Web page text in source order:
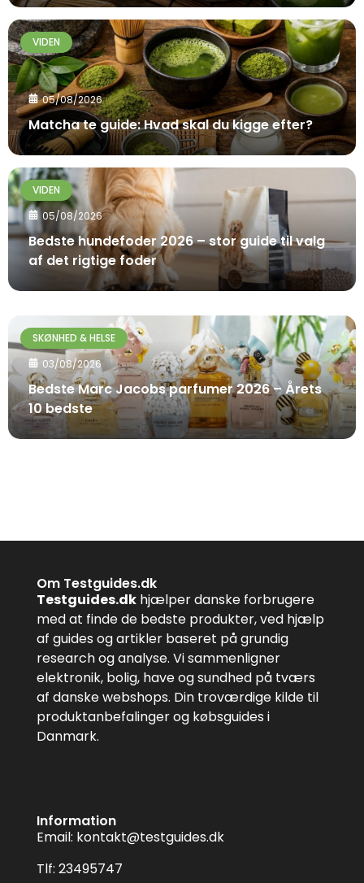
VIDEN
05/08/2026
Matcha te guide: Hvad skal du kigge efter?
VIDEN
05/08/2026
Bedste hundefoder 2026 – stor guide til valg
af det rigtige foder
SKØNHED & HELSE
03/08/2026
Bedste Marc Jacobs parfumer 2026 – Årets
10 bedste
Om Testguides.dk
Testguides.dk hjælper danske forbrugere
med at finde de bedste produkter, ved hjælp
af guides og artikler baseret på grundig
research og analyse. Vi sammenligner
elektronik, bolig, have og sundhed på tværs
af danske webshops. Din troværdige kilde til
produktanbefalinger og købsguides i
Danmark.
Information
Email: kontakt@testguides.dk
Tlf: 23495747